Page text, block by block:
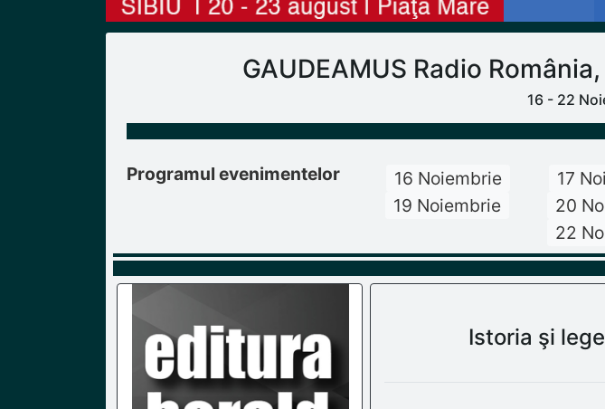
GAUDEAMUS Radio
16 - 22
Programul evenimentelor 16 Noiembrie 17
19 Noiembrie
20
22
Istoria şi